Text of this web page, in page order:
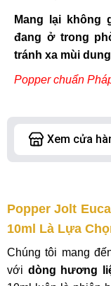
Mang lại không
đang ở trong
tránh xa mùi
Popper chuẩn
Popper Jolt
10ml Là Lựa
Chúng tôi mang
với dòng hương